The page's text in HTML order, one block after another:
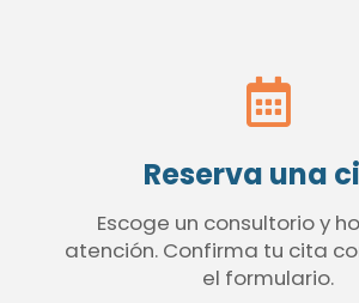
Reserva una
Escoge un consultorio y
atención. Confirma tu cita
el formulario.